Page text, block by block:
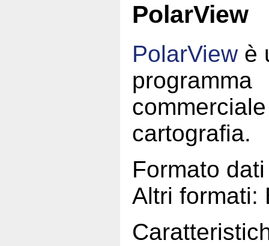
PolarView
PolarViewè
programma
cartografia.
Formato
Altri formati: